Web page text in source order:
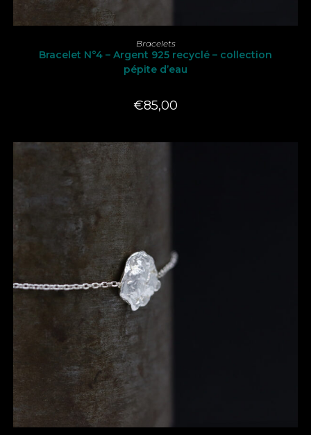
LIRE LA SUITE
Bracelets
Bracelet N°4 – Argent 925 recyclé – collection
pépite d’eau
€85,00